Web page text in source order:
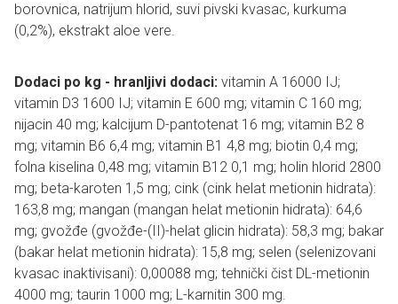
borovnica, natrijum hlorid, suvi pivski kvasac, kurkuma
(0,2%), ekstrakt aloe vere.
Dodaci po kg - hranljivi dodaci: vitamin A 16000 IJ;
vitamin D3 1600 IJ; vitamin E 600 mg; vitamin C 160 mg;
nijacin 40 mg; kalcijum D-pantotenat 16 mg; vitamin B2 8
mg; vitamin B6 6,4 mg; vitamin B1 4,8 mg; biotin 0,4 mg;
folna kiselina 0,48 mg; vitamin B12 0,1 mg; holin hlorid 2800
mg; beta-karoten 1,5 mg; cink (cink helat metionin hidrata):
163,8 mg; mangan (mangan helat metionin hidrata): 64,6
mg; gvožđe (gvožđe-(II)-helat glicin hidrata): 58,3 mg; bakar
(bakar helat metionin hidrata): 15,8 mg; selen (selenizovani
kvasac inaktivisani): 0,00088 mg; tehnički čist DL-metionin
4000 mg; taurin 1000 mg; L-karnitin 300 mg.